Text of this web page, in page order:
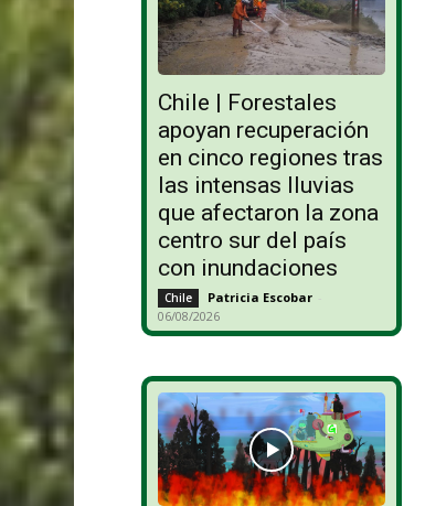
Chile | Forestales
apoyan recuperación
en cinco regiones tras
las intensas lluvias
que afectaron la zona
centro sur del país
con inundaciones
Chile Patricia Escobar -
06/08/2026